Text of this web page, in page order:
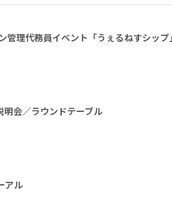
理代務員イベント「うぇるねすシップ
会／ラウンドテーブル
アル